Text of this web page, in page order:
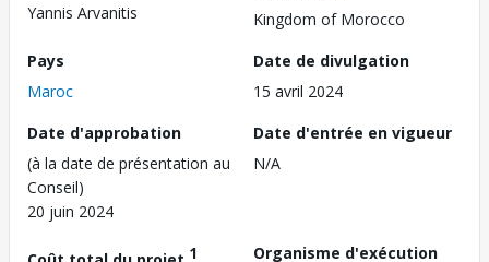
Yannis Arvanitis
Kingdom of Morocco
Pays
Maroc
Date de divulgation
15 avril 2024
Date d'approbation
(à la date de présentation au
Conseil)
20 juin 2024
Date d'entrée en vigueur
N/A
1
Organisme d'exécution